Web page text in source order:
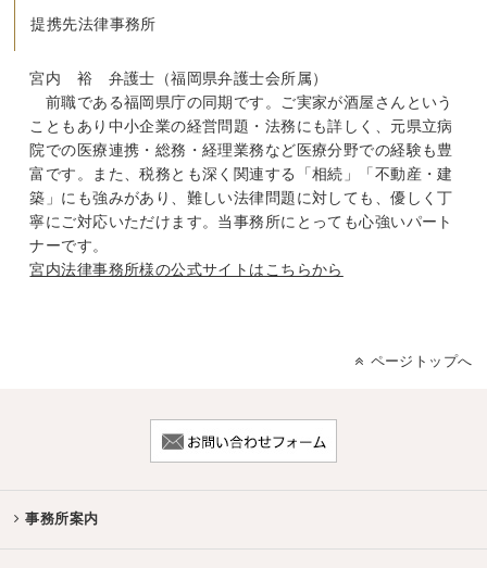
提携先法律事務所
宮内 裕 弁護士（福岡県弁護士会所属）
前職である福岡県庁の同期です。ご実家が酒屋さんという
こともあり中小企業の経営問題・法務にも詳しく、元県立病
院での医療連携・総務・経理業務など医療分野での経験も豊
富です。また、税務とも深く関連する「相続」「不動産・建
築」にも強みがあり、難しい法律問題に対しても、優しく丁
寧にご対応いただけます。当事務所にとっても心強いパート
ナーです。
宮内法律事務所様の公式サイトはこちらから
ページトップへ
事務所案内